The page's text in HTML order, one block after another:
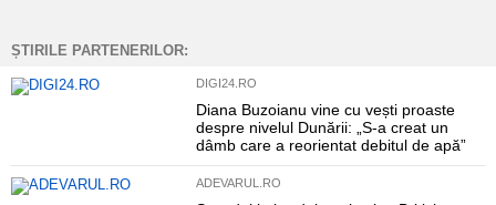
ȘTIRILE PARTENERILOR:
DIGI24.RO
Diana Buzoianu vine cu vești proaste
despre nivelul Dunării: „S-a creat un
dâmb care a reorientat debitul de apă”
ADEVARUL.RO